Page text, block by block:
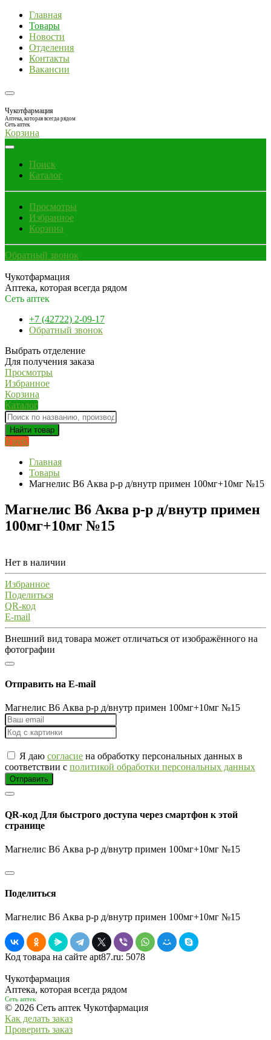
Главная
Товары
Новости
Отделения
Контакты
Вакансии
Чукотфармация
Аптека, которая всегда рядом
Сеть аптек
Корзина
Поиск
Каталог
Просмотры
Избранное
Корзина
Обратный звонок
Чукотфармация
Аптека, которая всегда рядом
Сеть аптек
+7 (42722) 2-09-17
Обратный звонок
Выбрать отделение
Для получения заказа
Просмотры
Избранное
Корзина
Каталог
Найти товар
0 руб.
Главная
Товары
Магнелис В6 Аква р-р д/внутр примен 100мг+10мг №15
Магнелис В6 Аква р-р д/внутр примен
100мг+10мг №15
Нет в наличии
Избранное
Поделиться
QR-код
E-mail
Внешний вид товара может отличаться от изображённого на
фотографии
Отправить на E-mail
Магнелис В6 Аква р-р д/внутр примен 100мг+10мг №15
Я даю согласие на обработку персональных данных в
соответствии с политикой обработки персональных данных
Отправить
QR-код Для быстрого доступа через смартфон к этой
странице
Магнелис В6 Аква р-р д/внутр примен 100мг+10мг №15
Поделиться
Магнелис В6 Аква р-р д/внутр примен 100мг+10мг №15
Код товара на сайте apt87.ru: 5078
Чукотфармация
Аптека, которая всегда рядом
Сеть аптек
© 2026 Сеть аптек Чукотфармация
Как делать заказ
Проверить заказ